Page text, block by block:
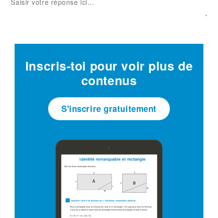
Inscris-toi pour voir plus de
contenus
S'inscrire gratuitement